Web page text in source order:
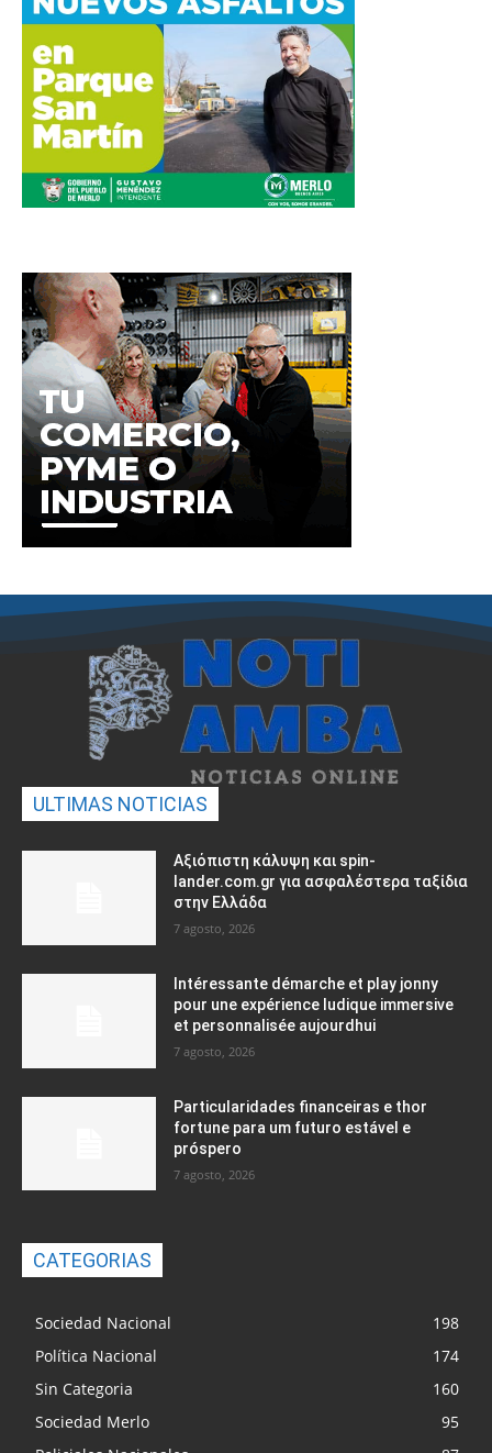
ULTIMAS NOTICIAS
Αξιόπιστη κάλυψη και spin-
lander.com.gr για ασφαλέστερα ταξίδια
στην Ελλάδα
7 agosto, 2026
Intéressante démarche et play jonny
pour une expérience ludique immersive
et personnalisée aujourdhui
7 agosto, 2026
Particularidades financeiras e thor
fortune para um futuro estável e
próspero
7 agosto, 2026
CATEGORIAS
Sociedad Nacional
198
Política Nacional
174
Sin Categoria
160
Sociedad Merlo
95